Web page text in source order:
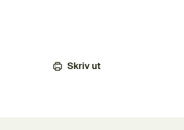
Skriv ut